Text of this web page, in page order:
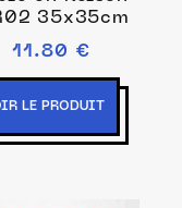
MR02 35x35cm
11.80 €
LE PRODUIT